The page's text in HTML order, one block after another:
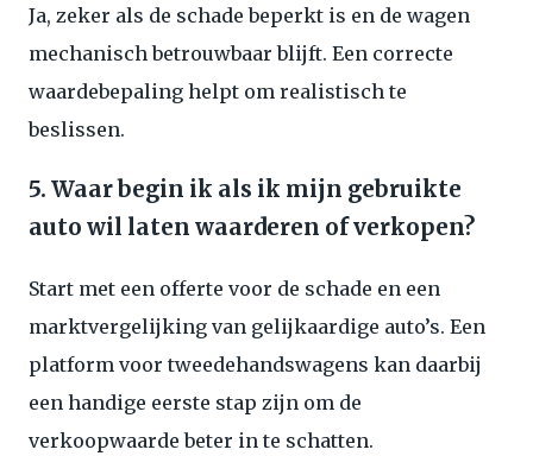
Ja, zeker als de schade beperkt is en de wagen
mechanisch betrouwbaar blijft. Een correcte
waardebepaling helpt om realistisch te
beslissen.
5. Waar begin ik als ik mijn gebruikte
auto wil laten waarderen of verkopen?
Start met een offerte voor de schade en een
marktvergelijking van gelijkaardige auto’s. Een
platform voor tweedehandswagens kan daarbij
een handige eerste stap zijn om de
verkoopwaarde beter in te schatten.